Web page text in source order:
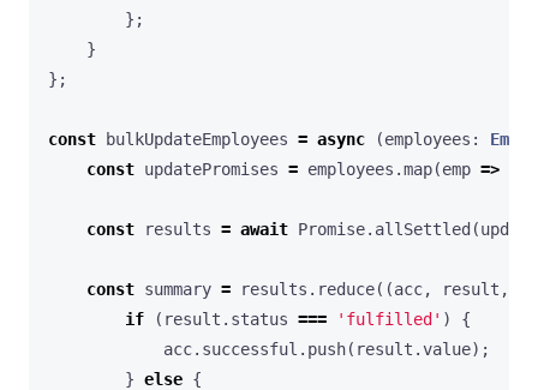
};
}
};
const bulkUpdateEmployees = async (employees :
const updatePromises = employees .map(emp =>
const results = await Promise. allSettled (
const summary = results . reduce((acc, result ,
if
( result . status === 'fulfilled' )
{
acc. successful . push( result .value);
} else {